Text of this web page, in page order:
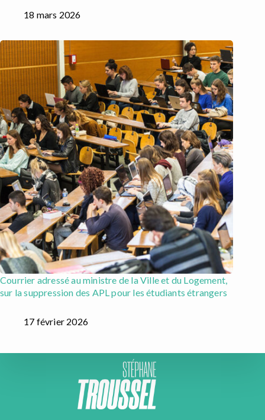
18 mars 2026
Courrier adressé au ministre de la Ville et du Logement,
sur la suppression des APL pour les étudiants étrangers
17 février 2026